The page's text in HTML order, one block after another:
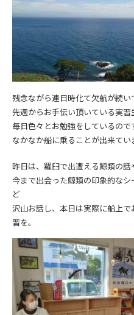
残念ながら連日時化て欠航が続
先週からお手伝い頂いている実習
毎日色々とお勉強をしているので
なかなか船に乗ることが出来てい
昨日は、羅臼で出遭える鯨類の話
今まで出会った鯨類の印象的な
ど
沢山お話し、本日は実際に船上
習を。